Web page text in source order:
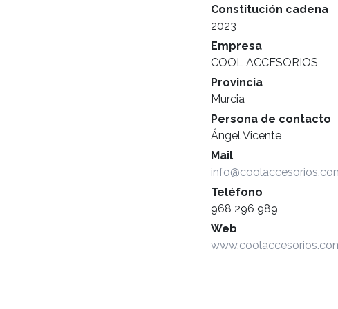
Constitución cadena
2023
Empresa
COOL ACCESORIOS
Provincia
Murcia
Persona de contacto
Ángel Vicente
Mail
Teléfono
968 296 989
Web